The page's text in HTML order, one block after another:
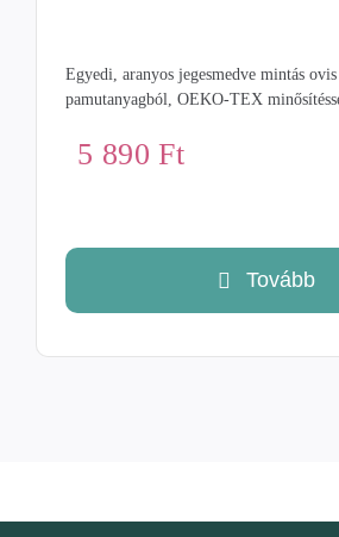
Egyedi, aranyos jegesmedve mintás
pamutanyagból, OEKO-TEX
5 890Ft
Tovább